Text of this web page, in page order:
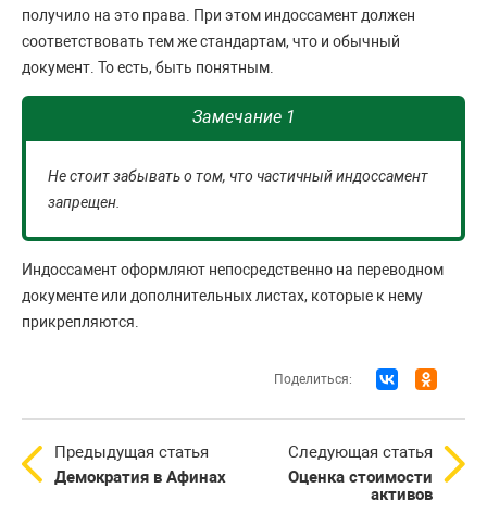
получило на это права. При этом индоссамент должен
соответствовать тем же стандартам, что и обычный
документ. То есть, быть понятным.
Замечание 1
Не стоит забывать о том, что частичный индоссамент
запрещен.
Индоссамент оформляют непосредственно на переводном
документе или дополнительных листах, которые к нему
прикрепляются.
Поделиться:
Предыдущая статья
Демократия в Афинах
Следующая статья
Оценка стоимости
активов